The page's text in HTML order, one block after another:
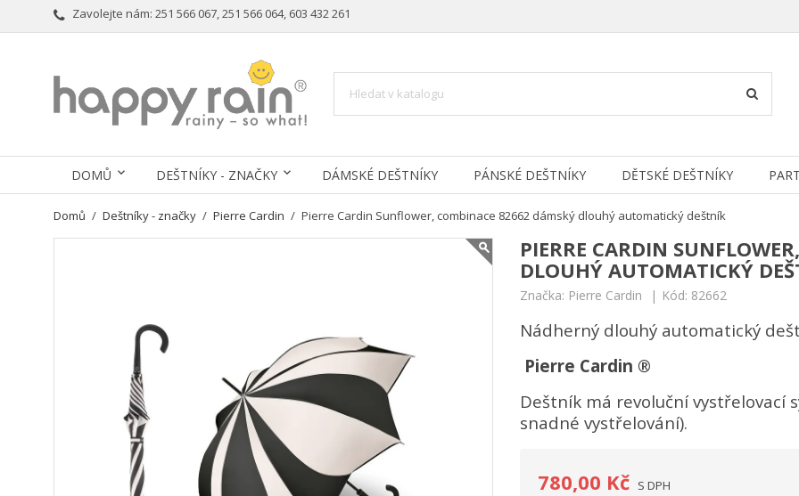
Zavolejte nám: 251 566 067, 251 566 064, 603 432 261
DOMŮ DEŠTNÍKY - ZNAČKY DÁMSKÉ DEŠTNÍKY PÁNSKÉ DEŠTNÍKY DĚTSKÉ DEŠTNÍKY
Domů Deštníky - značky Pierre Cardin Pierre Cardin Sunflower, combinace 82662 dámský dlouhý automatický deštník
PIERRE CARDIN
DLOUHÝ AUTOMATICKÝ
Značka: Pierre Cardin Kód: 82662
Nádherný dlouhý automatický
Pierre Cardin ®
Deštník má revoluční vystřelovací
snadné vystřelování).
780,00 Kč S DPH